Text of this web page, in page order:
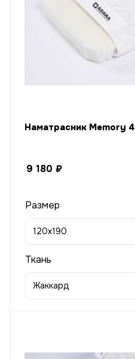
Наматрасник Memory 4
9 180 ₽
Размер
120x190
Ткань
Жаккард